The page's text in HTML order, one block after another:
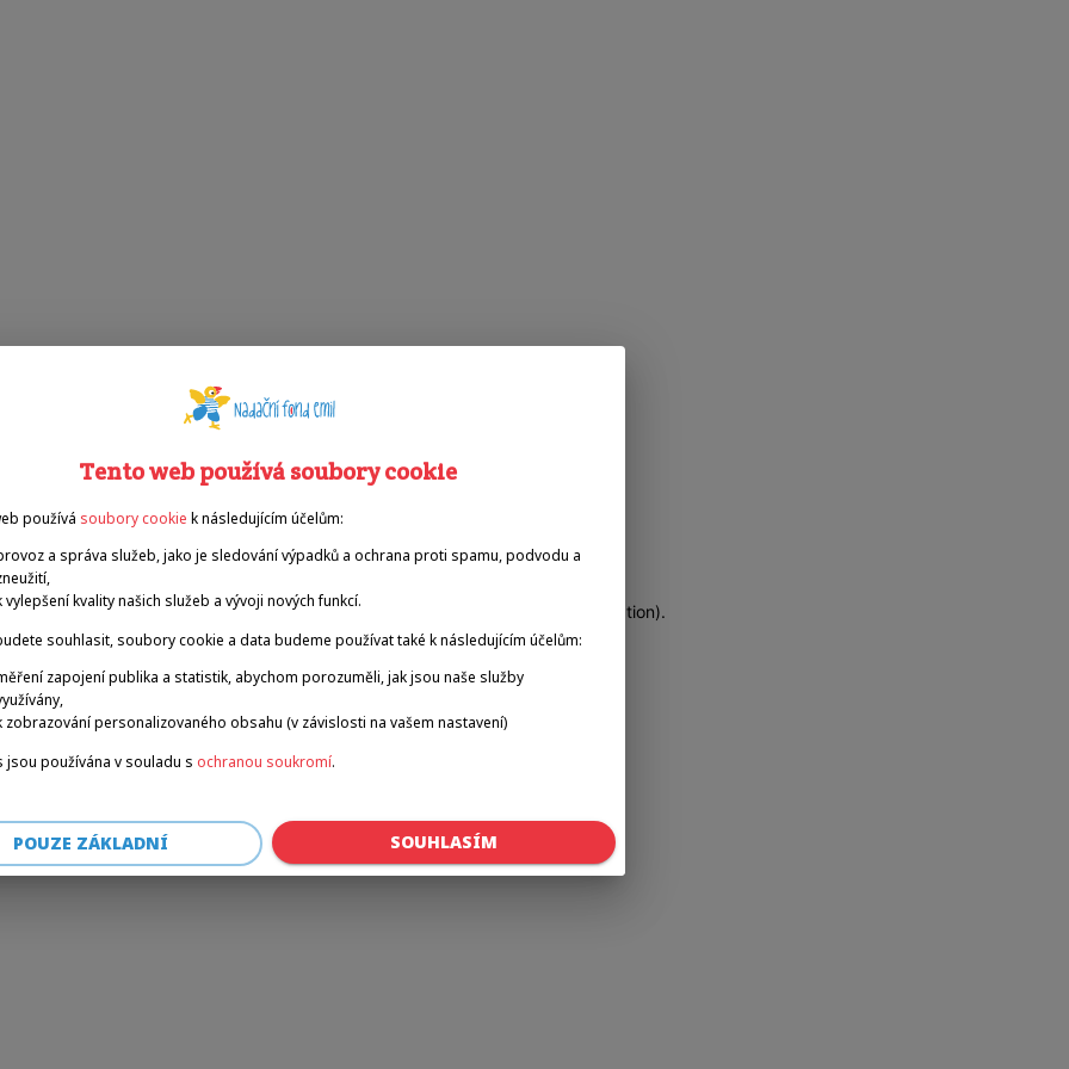
a client-side exception has occurred (see the browser console for more information).
Tento web používá soubory cookie
používá soubory cookie k následujícím účelům:
a správa služeb, jako je sledování výpadků a ochrana proti spamu, podvodu a
vylepšení kvality našich služeb a vývoji nových funkcí.
souhlasit, soubory cookie a data budeme používat také k následujícím účelům:
zapojení publika a statistik, abychom porozuměli, jak jsou naše služby
zobrazování personalizovaného obsahu (v závislosti na vašem nastavení)
jsou používána v souladu s ochranou soukromí.
POUZE ZÁKLADNÍ SOUHLASÍM